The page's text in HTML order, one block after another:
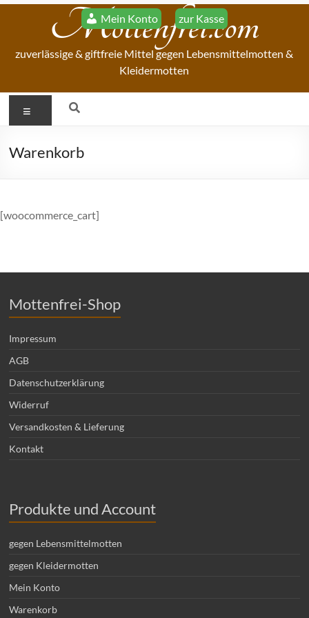
Zum
Mein Konto zur Kasse
Mottenfrei.com
zuverlässige & giftfreie Mittel gegen Lebensmittelmotten &
Kleidermotten
Menü
Warenkorb
[woocommerce_cart]
Mottenfrei-Shop
Impressum
AGB
Datenschutzerklärung
Widerruf
Versandkosten & Lieferung
Kontakt
Produkte und Account
gegen Lebensmittelmotten
gegen Kleidermotten
Mein Konto
Warenkorb